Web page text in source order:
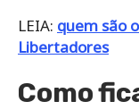
LEIA: quem são
Libertadores
Como